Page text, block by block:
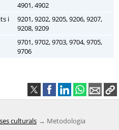
4901, 4902
i
9201, 9202, 9205, 9206, 9207,
9208, 9209
9701, 9702, 9703, 9704, 9705,
9706
culturals
Metodologia